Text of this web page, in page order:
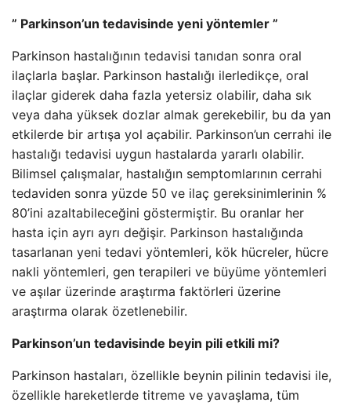
” Parkinson’un tedavisinde yeni yöntemler ”
Parkinson hastalığının tedavisi tanıdan sonra oral
ilaçlarla başlar. Parkinson hastalığı ilerledikçe, oral
ilaçlar giderek daha fazla yetersiz olabilir, daha sık
veya daha yüksek dozlar almak gerekebilir, bu da yan
etkilerde bir artışa yol açabilir. Parkinson’un cerrahi ile
hastalığı tedavisi uygun hastalarda yararlı olabilir.
Bilimsel çalışmalar, hastalığın semptomlarının cerrahi
tedaviden sonra yüzde 50 ve ilaç gereksinimlerinin %
80’ini azaltabileceğini göstermiştir. Bu oranlar her
hasta için ayrı ayrı değişir. Parkinson hastalığında
tasarlanan yeni tedavi yöntemleri, kök hücreler, hücre
nakli yöntemleri, gen terapileri ve büyüme yöntemleri
ve aşılar üzerinde araştırma faktörleri üzerine
araştırma olarak özetlenebilir.
Parkinson’un tedavisinde beyin pili etkili mi?
Parkinson hastaları, özellikle beynin pilinin tedavisi ile,
özellikle hareketlerde titreme ve yavaşlama, tüm